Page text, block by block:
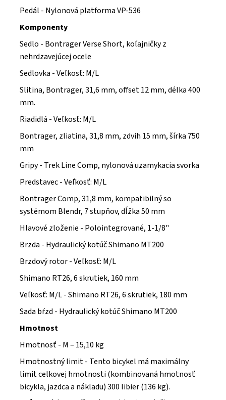
Pedál - Nylonová platforma VP-536
Komponenty
Sedlo - Bontrager Verse Short, koľajničky z
nehrdzavejúcej ocele
Sedlovka - Veľkosť: M/L
Slitina, Bontrager, 31,6 mm, offset 12 mm, délka 400
mm.
Riadidlá - Veľkosť: M/L
Bontrager, zliatina, 31,8 mm, zdvih 15 mm, šírka 750
mm
Gripy - Trek Line Comp, nylonová uzamykacia svorka
Predstavec - Veľkosť: M/L
Bontrager Comp, 31,8 mm, kompatibilný so
systémom Blendr, 7 stupňov, dĺžka 50 mm
Hlavové zloženie - Polointegrované, 1-1/8"
Brzda - Hydraulický kotúč Shimano MT200
Brzdový rotor - Veľkosť: M/L
Shimano RT26, 6 skrutiek, 160 mm
Veľkosť: M/L - Shimano RT26, 6 skrutiek, 180 mm
Sada bŕzd - Hydraulický kotúč Shimano MT200
Hmotnost
Hmotnosť - M – 15,10 kg
Hmotnostný limit - Tento bicykel má maximálny
limit celkovej hmotnosti (kombinovaná hmotnosť
bicykla, jazdca a nákladu) 300 libier (136 kg).